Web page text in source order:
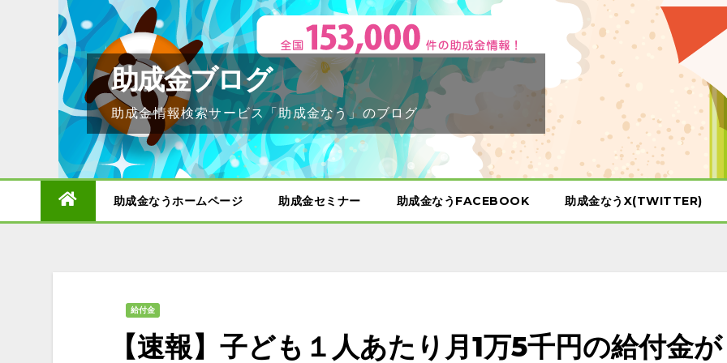
助成金ブログ
助成金情報検索サービス「助成金なう」のブログ
助成金なうホームページ 助成金セミナー 助成金なうFACEBOOK 助成金なうX(TWITTER)
給付金
【速報】子ども１人あたり月1万5千円の給付金が